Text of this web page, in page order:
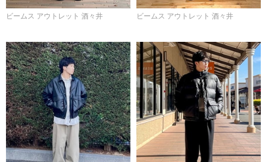
ビームス アウトレット 酒々井 ビームス アウトレット 酒々井